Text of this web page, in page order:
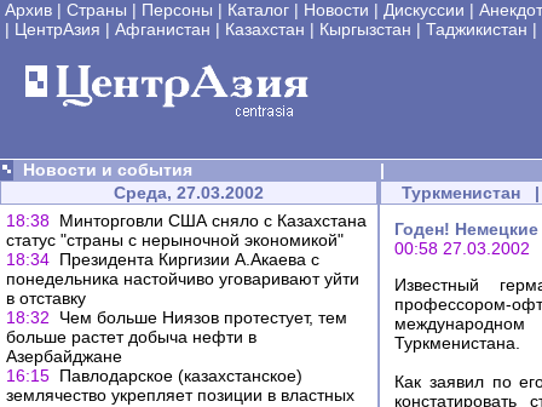
Архив | Страны | Персоны | Каталог | Новости | Дискуссии |
| ЦентрАзия | Афганистан | Казахстан | Кыргызстан | Таджикистан |
Новости и события
|
Среда, 27.03.2002
18:38 Минторговли США сняло с Казахстана
статус "страны с нерыночной экономикой"
18:34 Президента Киргизии А.Акаева с
понедельника настойчиво уговаривают уйти
в отставку
18:32
Чем больше Ниязов протестует, тем
больше растет добыча нефти в
Азербайджане
16:15 Павлодарское (казахстанское)
землячество укрепляет позиции в властных
Туркменистан |
Годен!
00:58 27.03.2002
Известный
профессором-
Туркменистана.
Как заявил по
констатировать